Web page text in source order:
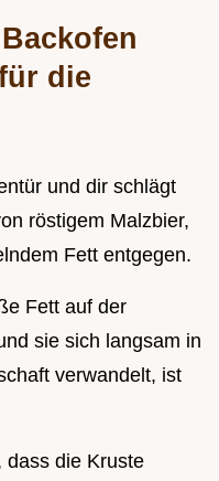
die
und dir schlägt
röstigem Malzbier,
Fett entgegen.
Fett auf der
sie sich langsam in
verwandelt, ist
dass die Kruste